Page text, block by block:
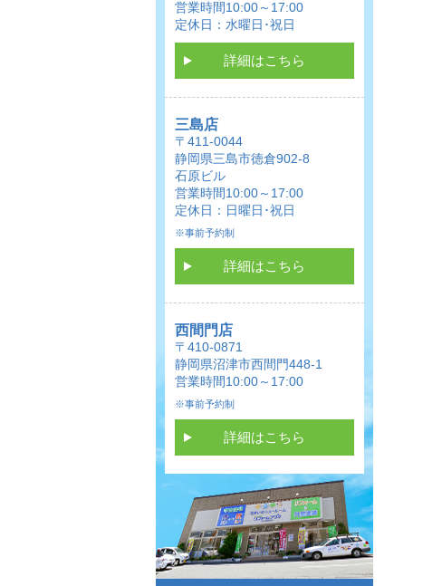
営業時間10:00～17:00
定休日：水曜日･祝日
詳細はこちら
三島店
〒411-0044
静岡県三島市徳倉902-8
石原ビル
営業時間10:00～17:00
定休日：日曜日･祝日
※事前予約制
詳細はこちら
西間門店
〒410-0871
静岡県沼津市西間門448-1
営業時間10:00～17:00
※事前予約制
詳細はこちら